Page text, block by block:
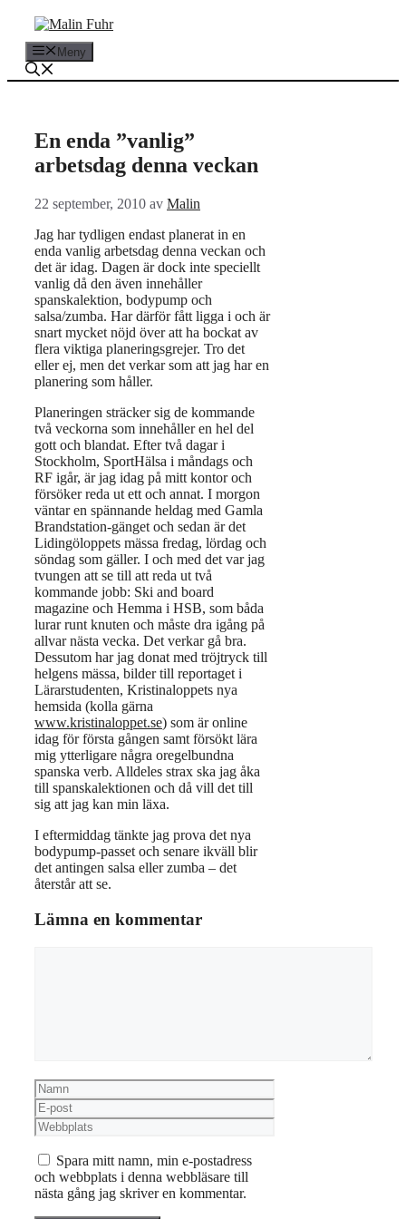
Hoppa
innehåll Meny
En enda ”vanlig”
arbetsdag denna veckan
22 september, 2010 av Malin
Jag har tydligen endast planerat in en
enda vanlig arbetsdag denna veckan och
det är idag. Dagen är dock inte speciellt
vanlig då den även innehåller
spanskalektion, bodypump och
salsa/zumba. Har därför fått ligga i och är
snart mycket nöjd över att ha bockat av
flera viktiga planeringsgrejer. Tro det
eller ej, men det verkar som att jag har en
planering som håller.
Planeringen sträcker sig de kommande
två veckorna som innehåller en hel del
gott och blandat. Efter två dagar i
Stockholm, SportHälsa i måndags och
RF igår, är jag idag på mitt kontor och
försöker reda ut ett och annat. I morgon
väntar en spännande heldag med Gamla
Brandstation-gänget och sedan är det
Lidingöloppets mässa fredag, lördag och
söndag som gäller. I och med det var jag
tvungen att se till att reda ut två
kommande jobb: Ski and board
magazine och Hemma i HSB, som båda
lurar runt knuten och måste dra igång på
allvar nästa vecka. Det verkar gå bra.
Dessutom har jag donat med tröjtryck till
helgens mässa, bilder till reportaget i
Lärarstudenten, Kristinaloppets nya
hemsida (kolla gärna
www.kristinaloppet.se) som är online
idag för första gången samt försökt lära
mig ytterligare några oregelbundna
spanska verb. Alldeles strax ska jag åka
till spanskalektionen och då vill det till
sig att jag kan min läxa.
I eftermiddag tänkte jag prova det nya
bodypump-passet och senare ikväll blir
det antingen salsa eller zumba – det
återstår att se.
Lämna en kommentar
Namn
E-
post
Webbplats
Spara mitt namn, min e-postadress
och webbplats i denna webbläsare till
nästa gång jag skriver en kommentar.